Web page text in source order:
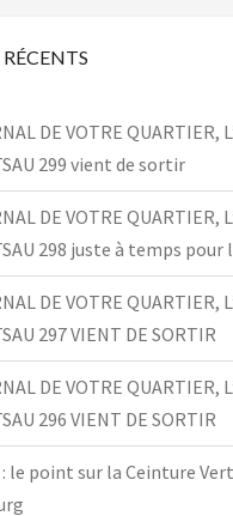
DE VOTRE QUARTIER,
299 vient de sortir
DE VOTRE QUARTIER,
298 juste à temps
DE VOTRE QUARTIER,
297 VIENT DE SORTIR
DE VOTRE QUARTIER,
296 VIENT DE SORTIR
le point sur la Ceinture